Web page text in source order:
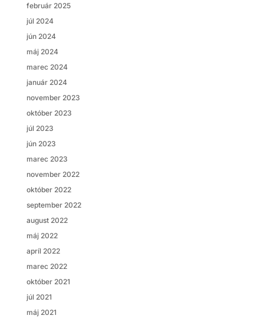
február 2025
júl 2024
jún 2024
máj 2024
marec 2024
január 2024
november 2023
október 2023
júl 2023
jún 2023
marec 2023
november 2022
október 2022
september 2022
august 2022
máj 2022
apríl 2022
marec 2022
október 2021
júl 2021
máj 2021